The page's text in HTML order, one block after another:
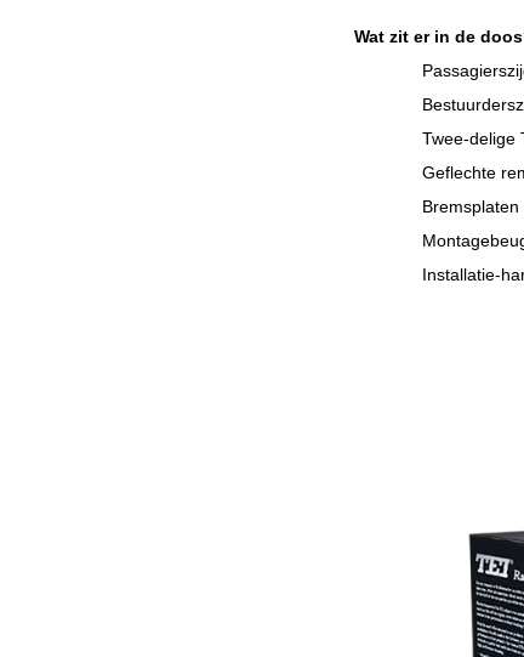
Wat zit er in de
Twee-delige
Geflechte
Installatie-